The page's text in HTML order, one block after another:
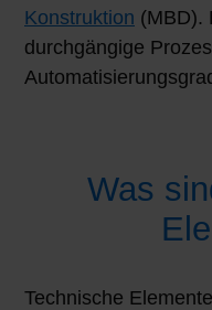
Konstruktion (MBD).
durchgängige
Was
Technische